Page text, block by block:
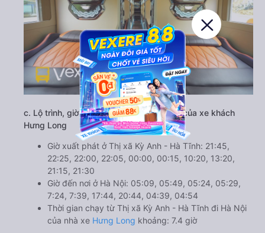
c. Lộ trình, giờ khởi hành và giờ kết thúc của xe khách
Hưng Long
Giờ xuất phát ở Thị xã Kỳ Anh - Hà Tĩnh: 21:45,
22:25, 22:00, 22:05, 00:00, 00:15, 10:20, 13:20,
21:15, 21:30
Giờ đến nơi ở Hà Nội: 05:09, 05:49, 05:24, 05:29,
7:24, 7:39, 17:44, 20:44, 04:39, 04:54
Thời gian chạy từ Thị xã Kỳ Anh - Hà Tĩnh đi Hà Nội
của nhà xe Hưng Long khoảng: 7.4 giờ